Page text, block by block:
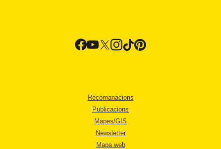
Recomanacions
Publicacions
Mapes/GIS
Newsletter
Mapa web